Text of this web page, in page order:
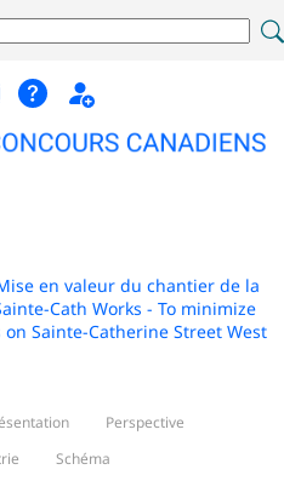
en valeur du chantier de la
Cath Works - To minimize
Sainte-Catherine Street West
Perspective
Schéma